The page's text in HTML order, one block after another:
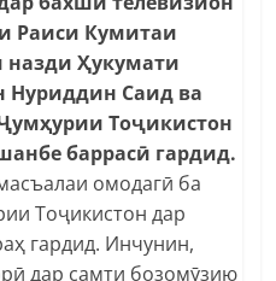
Раиси Кумитаи
назди Ҳукумати
Нуриддин Саид ва
Тоҷикистон
баррасӣ гардид.
омодагӣ ба
Тоҷикистон дар
гардид. Инчунин,
дар самти бозомӯзию